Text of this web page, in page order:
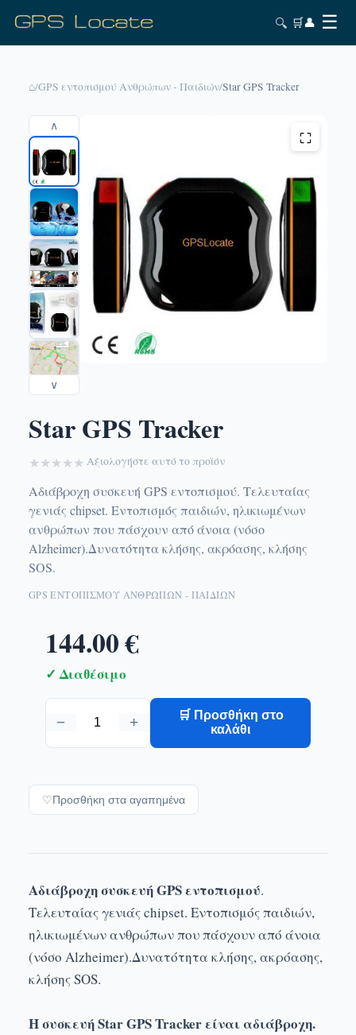
🔍 🛒👤 ☰
⌂/GPS εντοπισμού Ανθρώπων - Παιδιών/Star GPS Tracker
∧
∨
⛶
Star GPS Tracker
★★★★★ Αξιολογήστε αυτό το προϊόν
Αδιάβροχη συσκευή GPS εντοπισμού. Τελευταίας
γενιάς chipset. Εντοπισμός παιδιών, ηλικιωμένων
ανθρώπων που πάσχουν από άνοια (νόσο
Alzheimer).Δυνατότητα κλήσης, ακρόασης, κλήσης
SOS.
GPS ΕΝΤΟΠΙΣΜΟΎ ΑΝΘΡΏΠΩΝ - ΠΑΙΔΙΏΝ
144.00 €
✓ Διαθέσιμο
− +
🛒 Προσθήκη στο
καλάθι
♡Προσθήκη στα αγαπημένα
Αδιάβροχη συσκευή GPS εντοπισμού.
Τελευταίας γενιάς chipset. Εντοπισμός παιδιών,
ηλικιωμένων ανθρώπων που πάσχουν από άνοια
(νόσο Alzheimer).Δυνατότητα κλήσης, ακρόασης,
κλήσης SOS.
Η συσκευή Star GPS Tracker είναι αδιάβροχη.